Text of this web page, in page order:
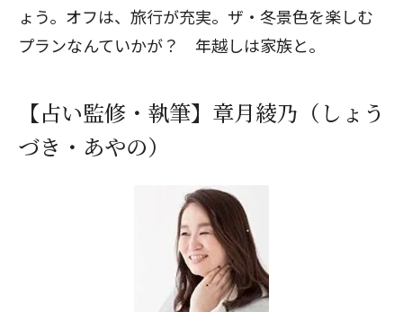
ょう。オフは、旅行が充実。ザ・冬景色を楽しむ
プランなんていかが？ 年越しは家族と。
【占い監修・執筆】章月綾乃（しょう
づき・あやの）